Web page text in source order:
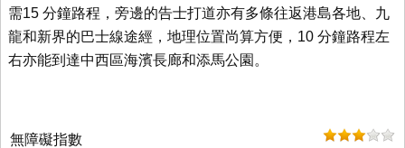
需15 分鐘路程，旁邊的告士打道亦有多條往返港島各地、九
龍和新界的巴士線途經，地理位置尚算方便，10 分鐘路程左
右亦能到達中西區海濱長廊和添馬公園。
無障礙指數